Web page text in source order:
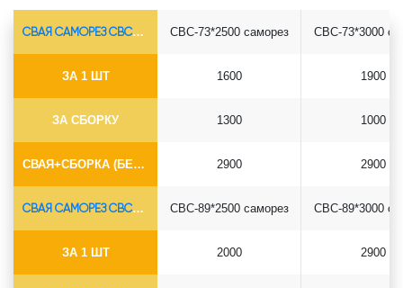
СВАЯ САМОРЕЗ СВС-Ø73*5.5
ЗА 1 ШТ
ЗА СБОРКУ
СВАЯ+СБОРКА (БЕЗ ОГОЛОВКА)
СВС-73*2500 саморез
1600
1300
2900
СВС-73*3000
1900
1000
2900
СВАЯ САМОРЕЗ СВС-Ø89*6.5
ЗА 1 ШТ
СВС-89*2500 саморез
2000
СВС-89*3000
2900